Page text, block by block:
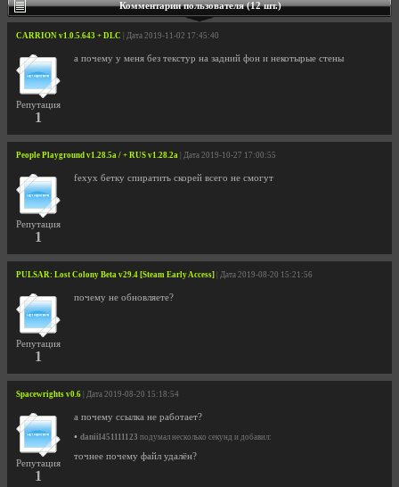
Комментарии пользователя (12 шт.)
CARRION v1.0.5.643 + DLC | Дата 2019-11-02 17:45:40
Репутация
1
а почему у меня без текстур на задний фон и некотырые стены
People Playground v1.28.5a / + RUS v1.28.2a | Дата 2019-10-27 17:00:55
Репутация
1
fexyx бетку спиратить скорей всего не смогут
PULSAR: Lost Colony Beta v29.4 [Steam Early Access] | Дата 2019-08-20 15:21:56
Репутация
1
почему не обновляете?
Spacewrights v0.6 | Дата 2019-08-20 15:18:54
Репутация
1
а почему ссылка не работает?
• daniil451111123 подумал несколько секунд и добавил:
точнее почему файл удалён?